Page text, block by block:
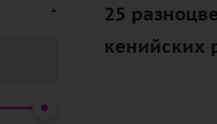
25
кенийских